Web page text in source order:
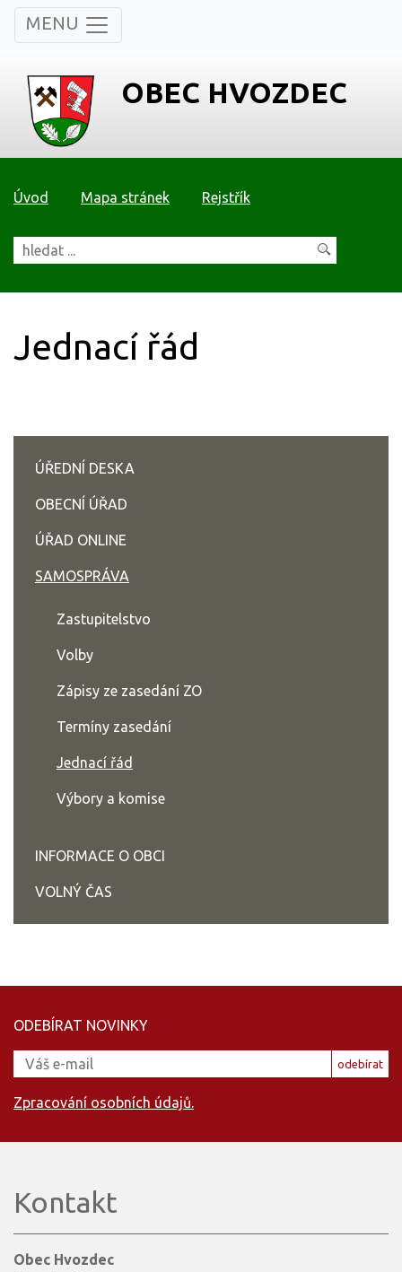
MENU
OBEC HVOZDEC
Úvod Mapa stránek Rejstřík
Jednací řád
ÚŘEDNÍ DESKA
OBECNÍ ÚŘAD
ÚŘAD ONLINE
SAMOSPRÁVA
Zastupitelstvo
Volby
Zápisy ze zasedání ZO
Termíny zasedání
Jednací řád
Výbory a komise
INFORMACE O OBCI
VOLNÝ ČAS
ODEBÍRAT NOVINKY
odebírat
Zpracování osobních údajů.
Kontakt
Obec Hvozdec